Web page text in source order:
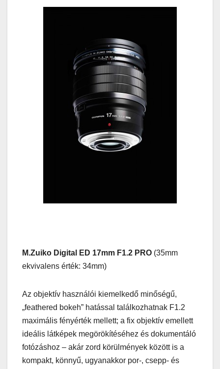
M.Zuiko Digital ED 17mm F1.2 PRO (35mm
ekvivalens érték: 34mm)
Az objektív használói kiemelkedő minőségű,
„feathered bokeh” hatással találkozhatnak F1.2
maximális fényérték mellett; a fix objektív emellett
ideális látképek megörökítéséhez és dokumentáló
fotózáshoz – akár zord körülmények között is a
kompakt, könnyű, ugyanakkor por-, csepp- és